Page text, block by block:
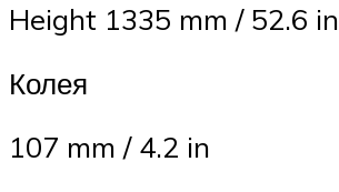
Height 1335 mm / 52.6 in
Колея
107 mm / 4.2 in